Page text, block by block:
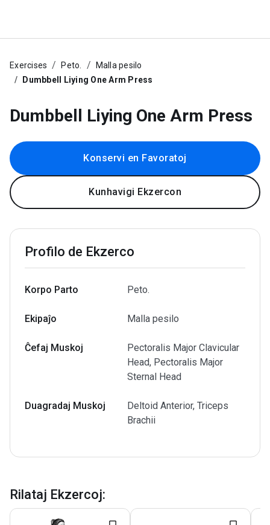
Exercises Peto.
Malla pesilo
Dumbbell Liying One Arm Press
Dumbbell Liying One Arm Press
Konservi en Favoratoj
Kunhavigi Ekzercon
Profilo de Ekzerco
Korpo Parto Peto.
Ekipaĵo Malla pesilo
Ĉefaj Muskoj
Pectoralis Major Clavicular
Head, Pectoralis Major
Sternal Head
Duagradaj Muskoj
Deltoid Anterior, Triceps
Brachii
Rilataj Ekzercoj: